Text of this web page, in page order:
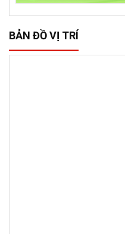
BẢN ĐỒ VỊ TRÍ